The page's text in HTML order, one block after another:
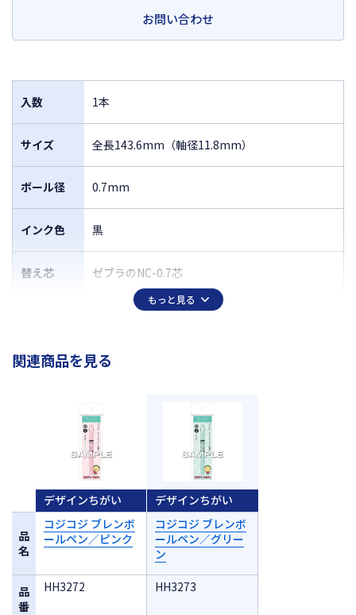
お問い合わせ
入数 1本
サイズ 全長143.6mm（軸径11.8mm）
ボール径 0.7mm
インク色 黒
替え芯 ゼブラのNC-0.7芯
もっと見る
関連商品を見る
品
名
品
番
デザインちがい
コジコジ ブレンボ
ールペン／ピンク
HH3272
デザインちがい
コジコジ ブレンボ
ールペン／グリー
ン
HH3273